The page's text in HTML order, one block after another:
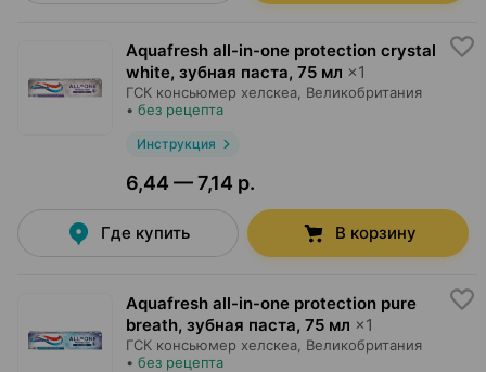
Aquafresh all-in-one protection crystal
white, зубная паста, 75 мл ×1
ГСК консьюмер хелскеа , Великобритания
• без рецепта
Инструкция
6,44 — 7,14 р.
Где купить В корзину
Aquafresh all-in-one protection pure
breath, зубная паста, 75 мл ×1
ГСК консьюмер хелскеа , Великобритания
• без рецепта